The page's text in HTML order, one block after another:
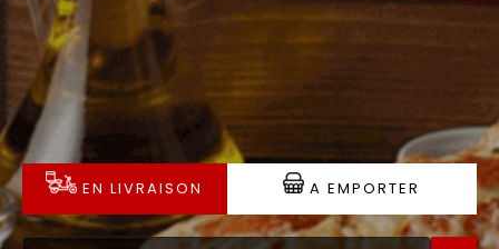
ACCUEIL
LA CARTE
NOTRE RESTAURANT
VOS AVIS
MENTIONS LÉGALES
EN LIVRAISON A EMPORTER